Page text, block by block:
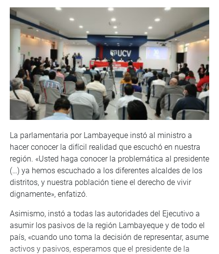
La parlamentaria por Lambayeque instó al ministro a
hacer conocer la difícil realidad que escuchó en nuestra
región. «Usted haga conocer la problemática al presidente
(…) ya hemos escuchado a los diferentes alcaldes de los
distritos, y nuestra población tiene el derecho de vivir
dignamente», enfatizó.
Asimismo, instó a todas las autoridades del Ejecutivo a
asumir los pasivos de la región Lambayeque y de todo el
país, «cuando uno toma la decisión de representar, asume
activos y pasivos, esperamos que el presidente de la